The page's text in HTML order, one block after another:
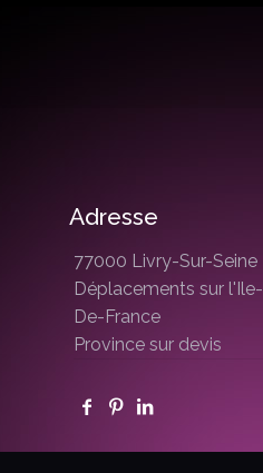
Adresse
77000 Livry-Sur-Seine
Déplacements sur l'Ile-
De-France
Province sur devis